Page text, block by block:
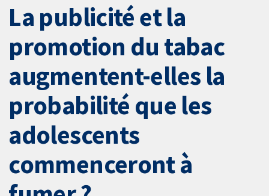
La publicité et la
promotion du tabac
augmentent-elles la
probabilité que les
adolescents
commenceront à